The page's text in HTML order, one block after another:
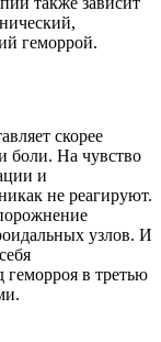
геморрой.
скорее
боли. На чувство
и
не реагируют.
узлов. И
геморроя в третью